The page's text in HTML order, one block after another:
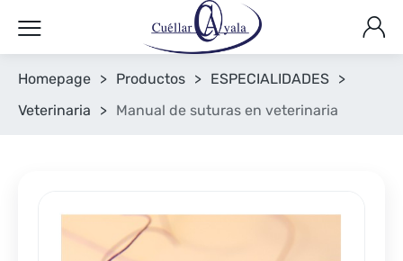
Homepage > Productos > ESPECIALIDADES >
Veterinaria
> Manual de suturas en veterinaria